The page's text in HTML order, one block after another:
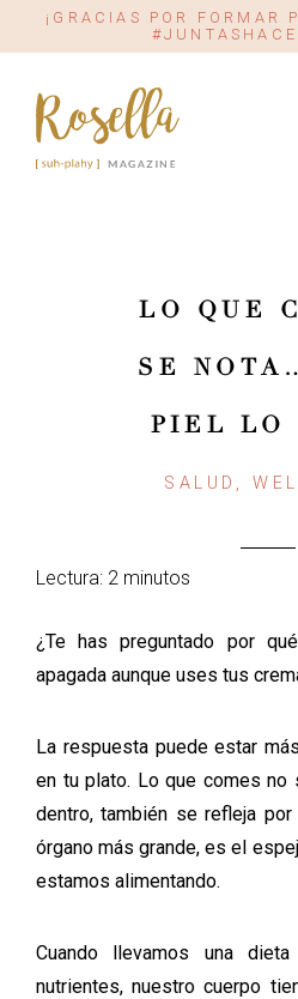
¡GRACIAS POR FORMAR
LO QUE
SE
PIEL LO
SALUD,
Lectura: 2 minutos
¿Te has preguntado por
apagada aunque uses tus
La respuesta puede estar
en tu plato. Lo que comes no
dentro, también se refleja
órgano más grande, es el
estamos alimentando.
Cuando llevamos una
nutrientes, nuestro cuerpo